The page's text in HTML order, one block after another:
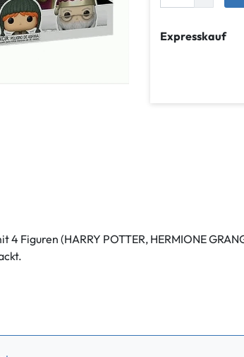
Expresskauf
Figuren (HARRY POTTER, HERMIONE